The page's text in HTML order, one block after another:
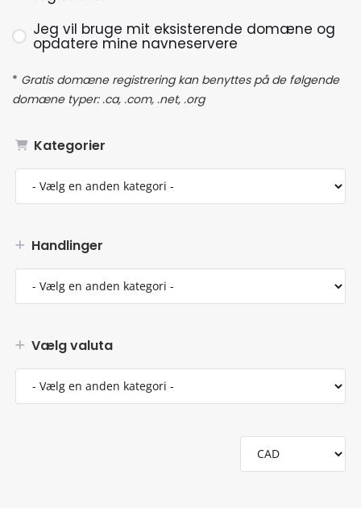
Kategorier
Handlinger
Vælg valuta
Jeg vil bruge mit eksisterende domæne og
opdatere mine navneservere
* Gratis domæne registrering kan benyttes på de følgende
domæne typer: .ca, .com, .net, .org